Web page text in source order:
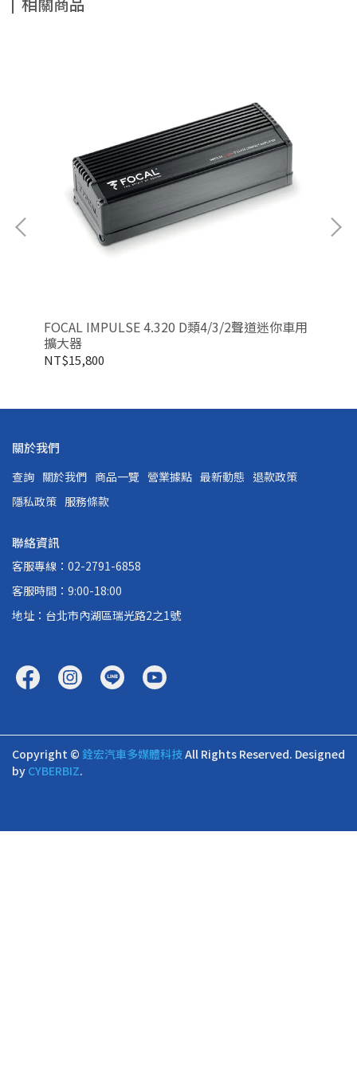
FOCAL IMPULSE 4.320 D類4/3/2聲道迷你車用
擴大器
NT$15,800
關於我們
查詢 關於我們 商品一覽 營業據點 最新動態 退款政策
隱私政策 服務條款
聯絡資訊
客服專線：02-2791-6858
客服時間：9:00-18:00
地址：台北市內湖區瑞光路2之1號
Copyright © 銓宏汽車多媒體科技All Rights Reserved. Designed
by CYBERBIZ.